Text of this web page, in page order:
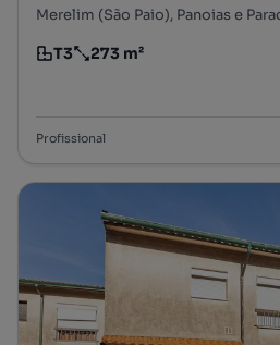
Tipologia
T3
Preço por metro quadrado
273 m²
Profissional